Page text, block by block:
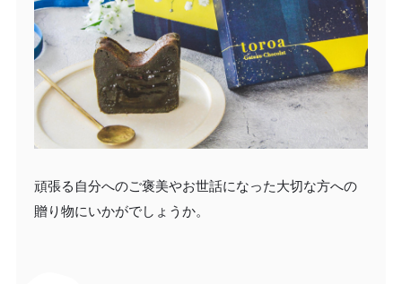
頑張る自分へのご褒美やお世話になった大切な方への
贈り物にいかがでしょうか。